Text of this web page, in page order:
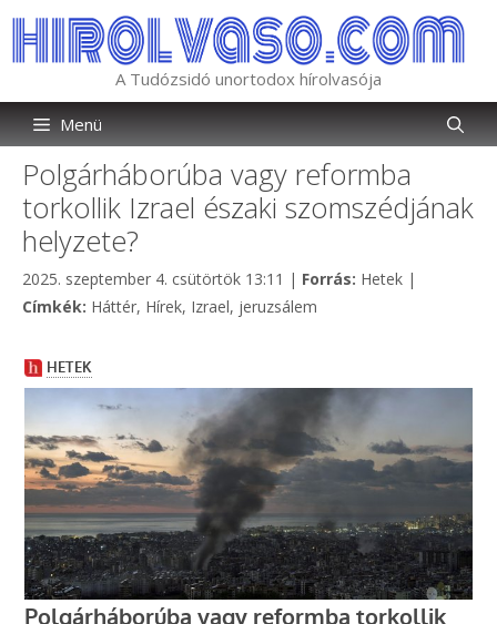
tartalomba
A Tudózsidó unortodox hírolvasója
Menü
Polgárháborúba vagy reformba
torkollik Izrael északi szomszédjának
helyzete?
2025. szeptember 4. csütörtök 13:11 | Forrás: Kategória
Hetek |
Címkék: Címkék
Háttér, Hírek, Izrael, jeruzsálem